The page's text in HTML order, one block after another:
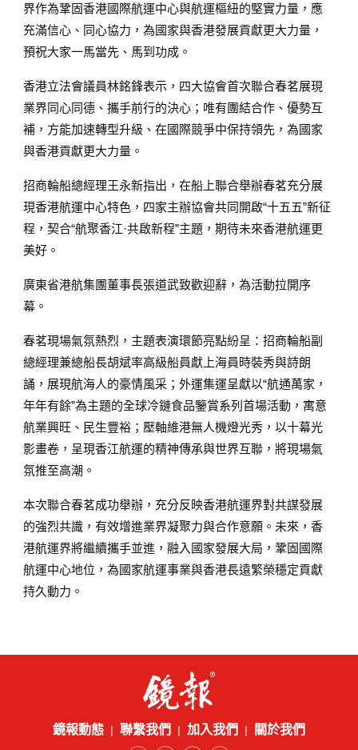
界作為鞏固香港國際航運中心與航運樞紐的堅實力量，應
充滿信心、同心協力，為國家與香港發展貢獻更大力量，
預祝大家一馬當先、馬到功成。
香港立法會議員林銘鋒表示，四大協會首次聯合春茗展現
業界同心同德、攜手前行的決心；唯有團結合作、優勢互
補，方能加速轉型升級、在國際競爭中保持領先，為國家
與香港貢獻更大力量。
招商輪船總經理王永新指出，在船上聯合舉辦春茗充分展
現香港航運中心特色，四家主辦協會共同開啟“十五五”新征
程，契合“航聚香江·共啟新程”主題，期待未來香港航運更
美好。
廣東省港航集團董事長張道武致歡迎辭，為活動拉開序
幕。
春茗現場氣氛熱烈，主題表演環節亮點紛呈：招商輪船副
總經理兼總船長胡斌率高級船員獻上海員時裝秀與詩朗
誦，展現航海人的豪情風采；外運集運呈獻以“航通萬家，
年年有餘”為主題的全球冷鏈食品鑒賞系列首場活動，寓意
航業興旺、民生豐裕；壓軸維港無人機燈光秀，以十幕光
影畫卷，呈現香江航運的精神傳承與世界互聯，將現場氣
氛推至高潮。
本次聯合春茗成功舉辦，充分反映香港航運界對共謀發展
的強烈共識，有效增進業界凝聚力與合作意願。未來，香
港航運界將繼續攜手並進，融入國家發展大局，鞏固國際
航運中心地位，為國家航運事業與香港長遠繁榮穩定貢獻
持久動力。
鏡報動態 聯繫我們 加入我們 關於我們